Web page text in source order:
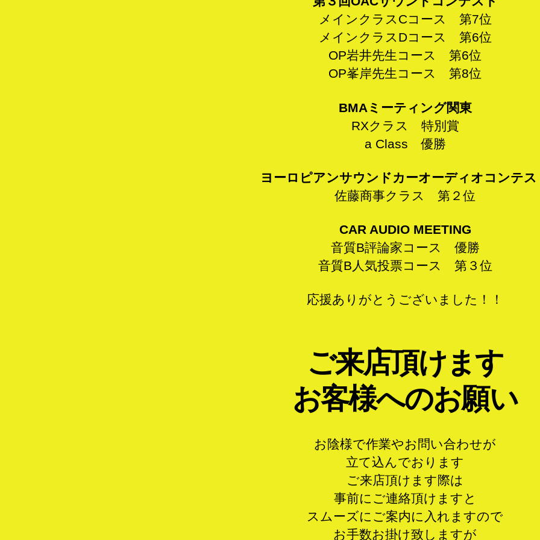
メインクラスCコース 第7位
メインクラスDコース 第6位
OP岩井先生コース 第6位
OP峯岸先生コース 第8位
BMAミーティング関東
RXクラス 特別賞
a Class 優勝
ヨーロピアンサウンドカーオーディオコンテス
佐藤商事クラス 第２位
CAR AUDIO MEETING
音質B評論家コース 優勝
音質B人気投票コース 第３位
応援ありがとうございました！！
ご来店頂けます
お客様へのお願い
お陰様で作業やお問い合わせが
立て込んでおります
ご来店頂けます際は
事前にご連絡頂けますと
スムーズにご案内に入れますので
お手数お掛け致しますが